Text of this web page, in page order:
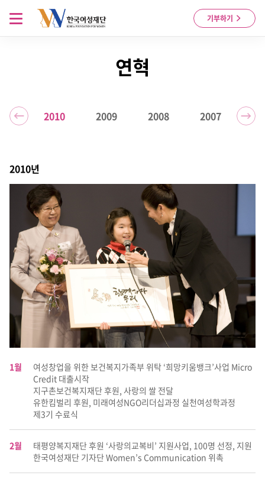
Skip to content
기부하기
메뉴 열기
연혁
2010 2009 2008 2007
2010년
1월
여성창업을 위한 보건복지가족부 위탁 ‘희망키움뱅크’사업 Micro
Credit 대출시작
지구촌보건복지재단 후원, 사랑의 쌀 전달
유한킴벌리 후원, 미래여성NGO리더십과정 실천여성학과정
제3기 수료식
2월
태평양복지재단 후원 ‘사랑의교복비’ 지원사업, 100명 선정, 지원
한국여성재단 기자단 Women’s Communication 위촉